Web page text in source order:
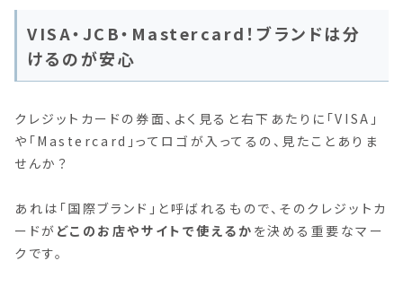
VISA・JCB・Mastercard！ブランドは分
けるのが安心
クレジットカードの券面、よく見ると右下あたりに「VISA」
や「Mastercard」ってロゴが入ってるの、見たことありま
せんか？
あれは「国際ブランド」と呼ばれるもので、そのクレジットカ
ードが どこのお店やサイトで使えるか を決める重要なマー
クです。